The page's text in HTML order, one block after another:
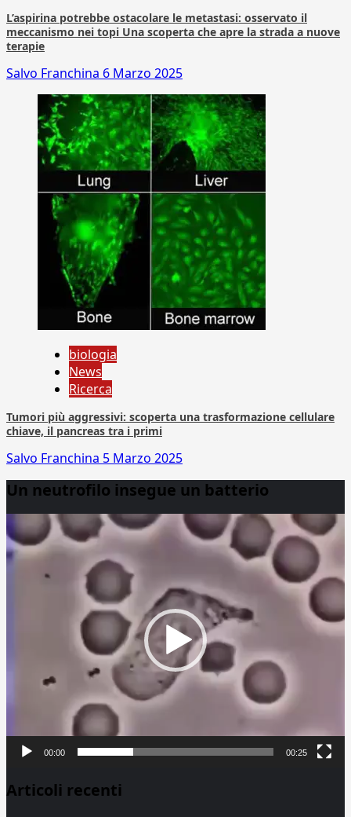
L’aspirina potrebbe ostacolare le metastasi: osservato il
meccanismo nei topi Una scoperta che apre la strada a nuove
terapie
Salvo Franchina 6 Marzo 2025
biologia
News
Ricerca
Tumori più aggressivi: scoperta una trasformazione cellulare
chiave, il pancreas tra i primi
Salvo Franchina 5 Marzo 2025
Un neutrofilo insegue un batterio
Player
00:00 00:25
Articoli recenti